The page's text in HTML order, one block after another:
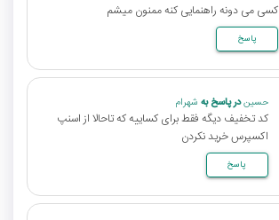
کسی می دونه راهنمایی کنه ممنون میشم
پاسخ
حسیندر پاسخ به شهرام
کد تخفیف دیگه فقط برای کساییه که تاحالا از اسنپ
اکسپرس خرید نکردن
پاسخ